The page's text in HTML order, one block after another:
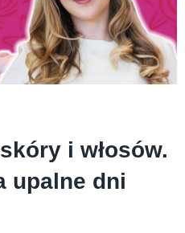
i włosów.
upalne dni